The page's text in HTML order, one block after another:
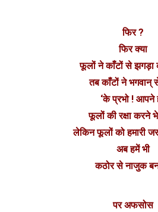
फिर ?
फिर क्या
फूलों ने काँटों से झगड़ा
तब काँटों ने भगवान्
‘के प्रभो ! आपने
फूलों की रक्षा करने
लेकिन फूलों को हमारी
अब हमें भी
कठोर से नाजुक
पर अफसोस